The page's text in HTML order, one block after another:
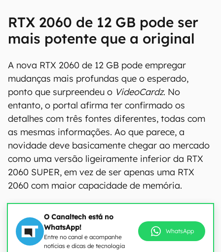
RTX 2060 de 12 GB pode ser
mais potente que a original
A nova RTX 2060 de 12 GB pode empregar
mudanças mais profundas que o esperado,
ponto que surpreendeu o VideoCardz. No
entanto, o portal afirma ter confirmado os
detalhes com três fontes diferentes, todas com
as mesmas informações. Ao que parece, a
novidade deve basicamente chegar ao mercado
como uma versão ligeiramente inferior da RTX
2060 SUPER, em vez de ser apenas uma RTX
2060 com maior capacidade de memória.
O Canaltech está no
WhatsApp!
Entre no canal e acompanhe
notícias e dicas de tecnologia
WhatsApp